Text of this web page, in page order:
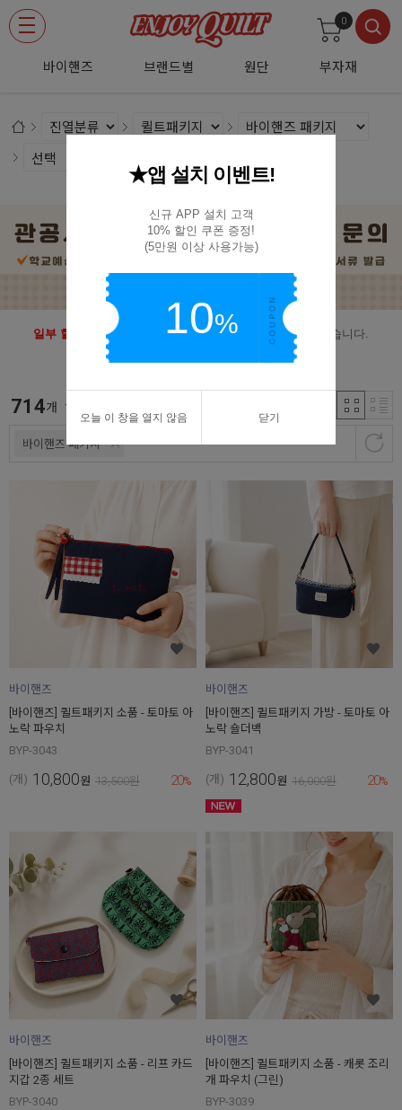
바이핸즈 브랜드별 원단 부자재
0
일부 할인상품 및 신상품은 할인쿠폰 사용이 제한될 수 있습니다.
이점 유의하여 구매 시 참고 부탁드립니다.
바이핸즈 패키지
714개
바이핸즈
[바이핸즈] 퀼트패키지 소품 - 토마토 아
노락 파우치
BYP-3043
(개) 10,800원 13,500원 20%
바이핸즈
[바이핸즈] 퀼트패키지 가방 - 토마토 아
노락 숄더백
BYP-3041
(개) 12,800원 16,000원 20%
바이핸즈
[바이핸즈] 퀼트패키지 소품 - 리프 카드
지갑 2종 세트
BYP-3040
바이핸즈
[바이핸즈] 퀼트패키지 소품 - 캐롯 조리
개 파우치 (그린)
BYP-3039
★앱 설치 이벤트!
신규 APP 설치 고객
10% 할인 쿠폰 증정!
(5만원 이상 사용가능)
10%
오늘 이 창을 열지 않음 닫기